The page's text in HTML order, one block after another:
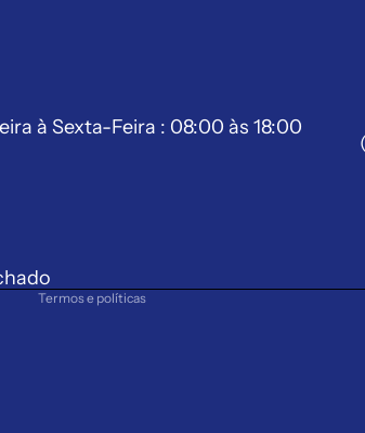
à Sexta-Feira : 08:00 às 18:00
Termos e políticas
Política de reembolso